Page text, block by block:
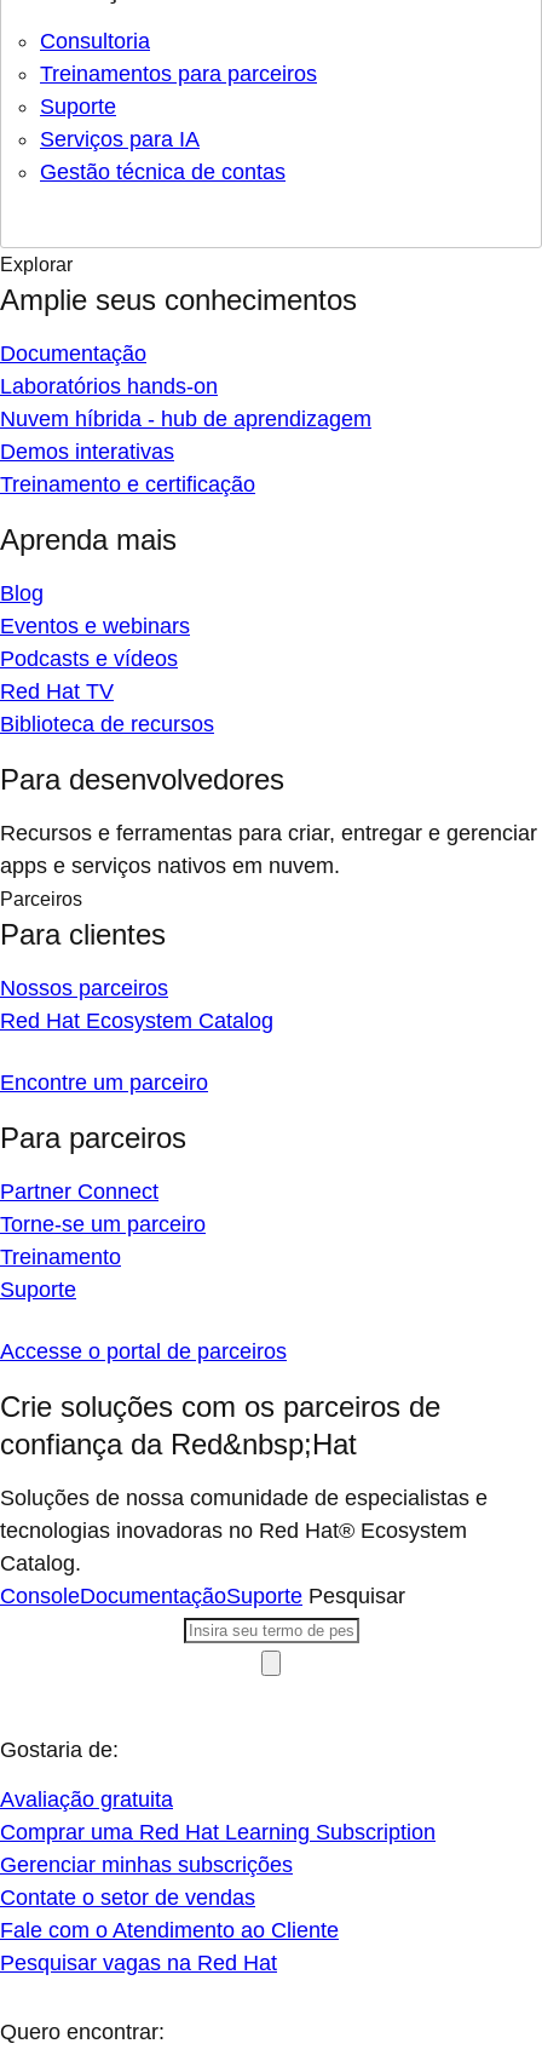
Consultoria
Treinamentos para parceiros
Suporte
Serviços para IA
Gestão técnica de contas
Explorar
Amplie seus conhecimentos
Documentação
Laboratórios hands-on
Nuvem híbrida - hub de aprendizagem
Demos interativas
Treinamento e certificação
Aprenda mais
Blog
Eventos e webinars
Podcasts e vídeos
Red Hat TV
Biblioteca de recursos
Para desenvolvedores
Recursos e ferramentas para criar, entregar e gerenciar
apps e serviços nativos em nuvem.
Parceiros
Para clientes
Nossos parceiros
Red Hat Ecosystem Catalog
Encontre um parceiro
Para parceiros
Partner Connect
Torne-se um parceiro
Treinamento
Suporte
Accesse o portal de parceiros
Crie soluções com os parceiros de
confiança da Red&nbsp;Hat
Soluções de nossa comunidade de especialistas e
tecnologias inovadoras no Red Hat® Ecosystem
Catalog.
ConsoleDocumentaçãoSuporte Pesquisar
Gostaria de:
Avaliação gratuita
Comprar uma Red Hat Learning Subscription
Gerenciar minhas subscrições
Contate o setor de vendas
Fale com o Atendimento ao Cliente
Pesquisar vagas na Red Hat
Quero encontrar: